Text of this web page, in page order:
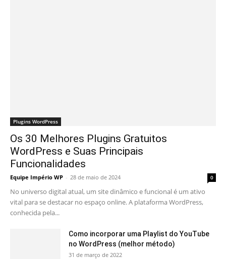
Plugins WordPress
Os 30 Melhores Plugins Gratuitos
WordPress e Suas Principais
Funcionalidades
Equipe Império WP - 28 de maio de 2024 0
No universo digital atual, um site dinâmico e funcional é um ativo
vital para se destacar no espaço online. A plataforma WordPress,
conhecida pela...
Como incorporar uma Playlist do YouTube
no WordPress (melhor método)
31 de março de 2022